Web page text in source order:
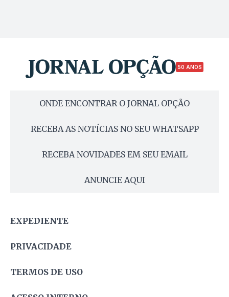
50 ANOS
ONDE ENCONTRAR O JORNAL OPÇÃO
RECEBA AS NOTÍCIAS NO SEU WHATSAPP
RECEBA NOVIDADES EM SEU EMAIL
ANUNCIE AQUI
EXPEDIENTE
PRIVACIDADE
TERMOS DE USO